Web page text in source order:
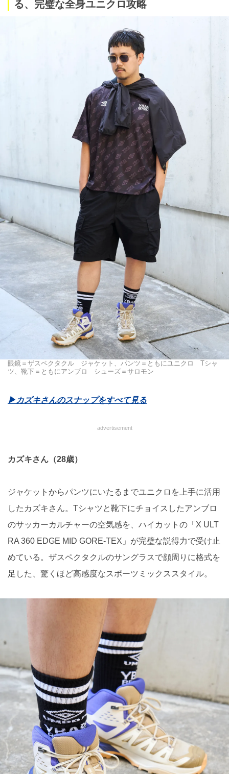
る、完璧な全身ユニクロ攻略
眼鏡＝ザスペクタクル ジャケット、パンツ＝ともにユニクロ Tシャ
ツ、靴下＝ともにアンブロ シューズ＝サロモン
▶カズキさんのスナップをすべて見る
advertisement
カズキさん（28歳）
ジャケットからパンツにいたるまでユニクロを上手に活用
したカズキさん。Tシャツと靴下にチョイスしたアンブロ
のサッカーカルチャーの空気感を、ハイカットの「X ULT
RA 360 EDGE MID GORE-TEX」が完璧な説得力で受け止
めている。ザスペクタクルのサングラスで顔周りに格式を
足した、驚くほど高感度なスポーツミックススタイル。